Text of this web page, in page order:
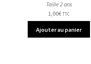
Taille 2 ans
1,00€ TTC
Ajouter au panier